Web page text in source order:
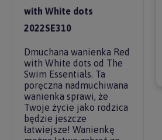
with White dots
2022SE310
Dmuchana wanienka Red
with White dots od The
Swim Essentials. Ta
poręczna nadmuchiwana
wanienka sprawi, że
Twoje życie jako rodzica
będzie jeszcze
łatwiejsze! Wanienkę